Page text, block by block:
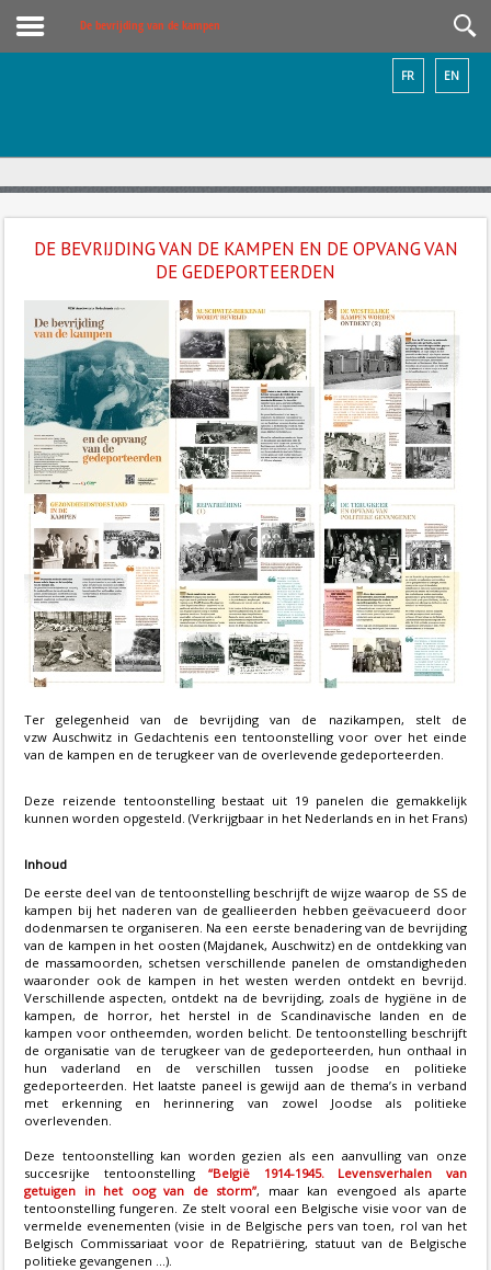
De bevrijding van de kampen
EN
FR
DE BEVRIJDING VAN DE KAMPEN EN DE OPVANG VAN
DE GEDEPORTEERDEN
Ter gelegenheid van de bevrijding van de nazikampen, stelt de
vzw Auschwitz in Gedachtenis een tentoonstelling voor over het einde
van de kampen en de terugkeer van de overlevende gedeporteerden.
Deze reizende tentoonstelling bestaat uit 19 panelen die gemakkelijk
kunnen worden opgesteld. (Verkrijgbaar in het Nederlands en in het Frans)
Inhoud
De eerste deel van de tentoonstelling beschrijft de wijze waarop de SS de
kampen bij het naderen van de geallieerden hebben geëvacueerd door
dodenmarsen te organiseren. Na een eerste benadering van de bevrijding
van de kampen in het oosten (Majdanek, Auschwitz) en de ontdekking van
de massamoorden, schetsen verschillende panelen de omstandigheden
waaronder ook de kampen in het westen werden ontdekt en bevrijd.
Verschillende aspecten, ontdekt na de bevrijding, zoals de hygiëne in de
kampen, de horror, het herstel in de Scandinavische landen en de
kampen voor ontheemden, worden belicht. De tentoonstelling beschrijft
de organisatie van de terugkeer van de gedeporteerden, hun onthaal in
hun vaderland en de verschillen tussen joodse en politieke
gedeporteerden. Het laatste paneel is gewijd aan de thema’s in verband
met erkenning en herinnering van zowel Joodse als politieke
overlevenden.
Deze tentoonstelling kan worden gezien als een aanvulling van onze
succesrijke tentoonstelling“België 1914-1945. Levensverhalen van
getuigen in het oog van de storm”, maar kan evengoed als aparte
tentoonstelling fungeren. Ze stelt vooral een Belgische visie voor van de
vermelde evenementen (visie in de Belgische pers van toen, rol van het
Belgisch Commissariaat voor de Repatriëring, statuut van de Belgische
politieke gevangenen ...).